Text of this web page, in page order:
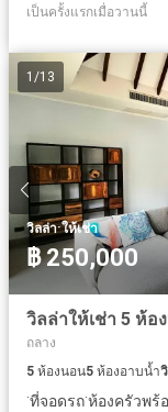
เป็นครั้งแรกเมื่อวานนี้
1 /13
วิลล่า·ให้เช่า
฿ 250,000
วิลล่าให้เช่า 5 ห้อ
ถลาง
5 ห้องนอน5 ห้องอาบน้ำ
·ที่จอดรถ·ห้องครัวพร้